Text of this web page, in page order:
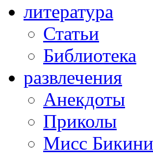
литература
Статьи
Библиотека
развлечения
Анекдоты
Приколы
Мисс Бикини